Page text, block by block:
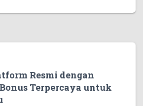
Resmi dengan
Terpercaya untuk